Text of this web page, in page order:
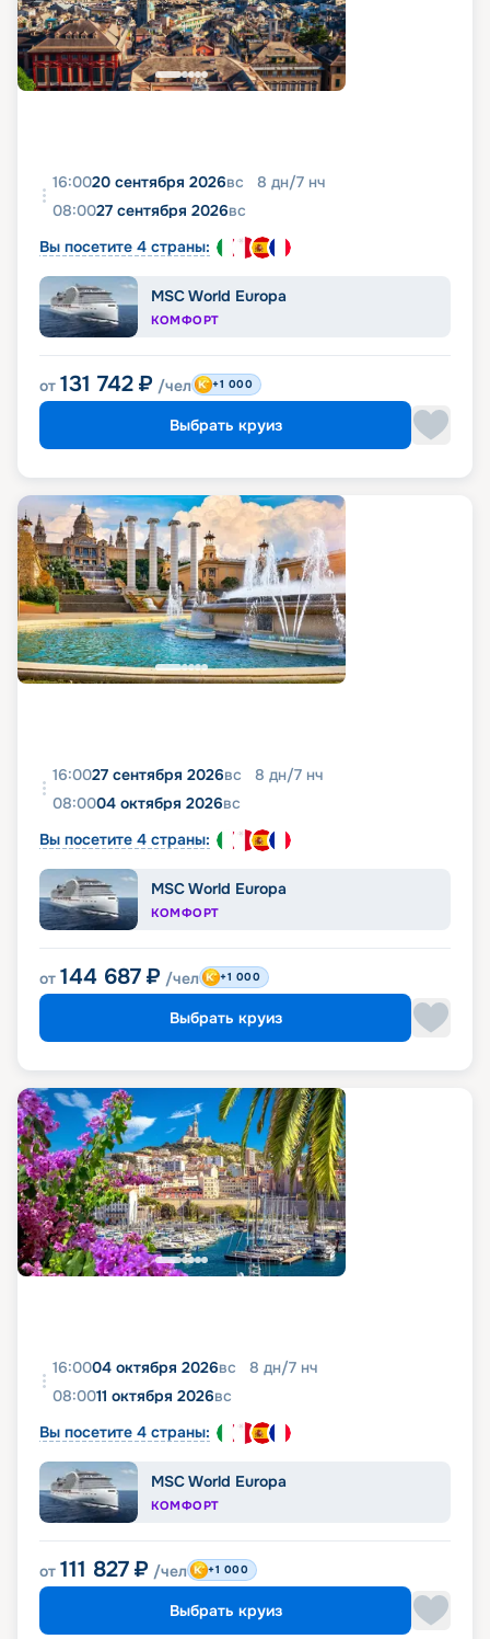
16:0020 сентября 2026вс 8 дн/7 нч
08:0027 сентября 2026вс
Вы посетите 4 страны:
MSC World Europa
КОМФОРТ
от 131 742 ₽ /чел +1 000
Выбрать круиз
16:0027 сентября 2026вс 8 дн/7 нч
08:0004 октября 2026вс
Вы посетите 4 страны:
MSC World Europa
КОМФОРТ
от 144 687 ₽ /чел +1 000
Выбрать круиз
16:0004 октября 2026вс 8 дн/7 нч
08:0011 октября 2026вс
Вы посетите 4 страны:
MSC World Europa
КОМФОРТ
от 111 827 ₽ /чел +1 000
Выбрать круиз